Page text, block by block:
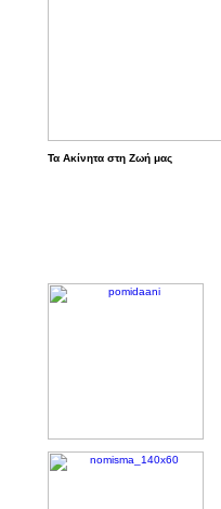
Τα Ακίνητα στη Ζωή μας